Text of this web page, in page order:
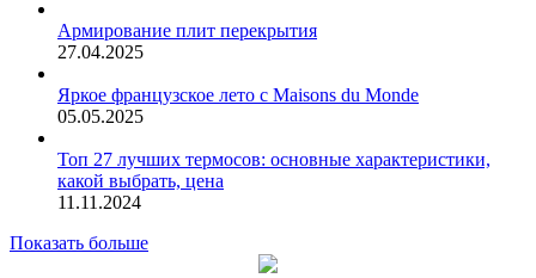
Армирование плит перекрытия
27.04.2025
Яркое французское лето с Maisons du Monde
05.05.2025
Топ 27 лучших термосов: основные характеристики,
какой выбрать, цена
11.11.2024
Показать больше